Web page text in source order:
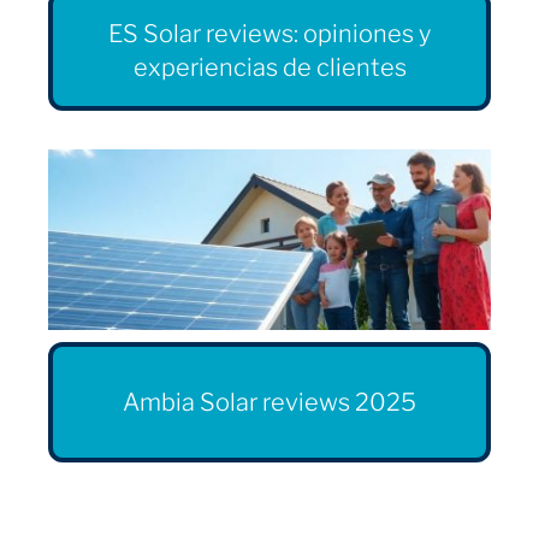
ES Solar reviews: opiniones y
experiencias de clientes
Ambia Solar reviews 2025